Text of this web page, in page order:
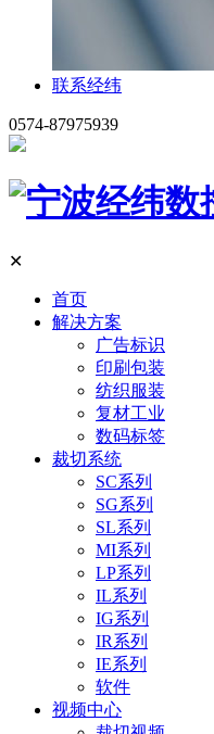
联系经纬
0574-87975939
✕
首页
解决方案
广告标识
印刷包装
纺织服装
复材工业
数码标签
裁切系统
SC系列
SG系列
SL系列
MI系列
LP系列
IL系列
IG系列
IR系列
IE系列
软件
视频中心